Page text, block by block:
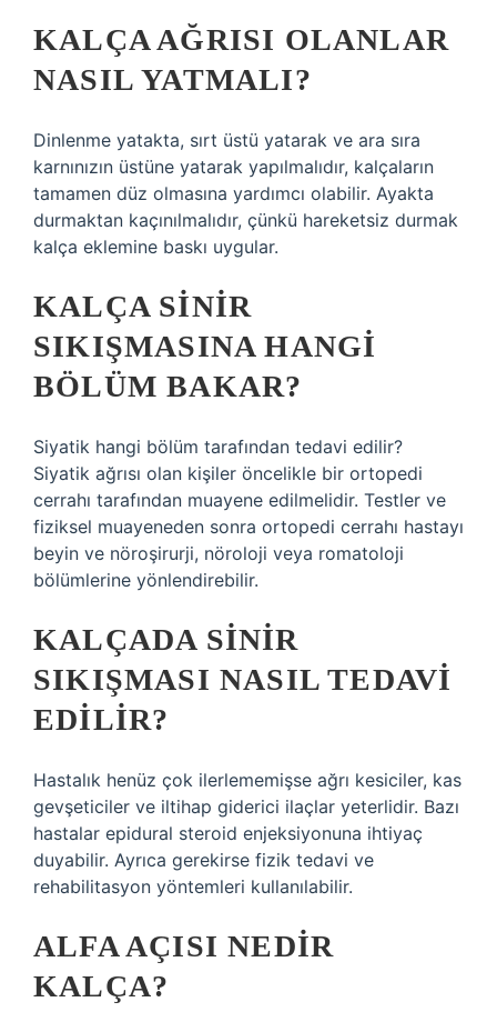
KALÇA AĞRISI OLANLAR
NASIL YATMALI?
Dinlenme yatakta, sırt üstü yatarak ve ara sıra
karnınızın üstüne yatarak yapılmalıdır, kalçaların
tamamen düz olmasına yardımcı olabilir. Ayakta
durmaktan kaçınılmalıdır, çünkü hareketsiz durmak
kalça eklemine baskı uygular.
KALÇA SINIR
SIKIŞMASINA HANGI
BÖLÜM BAKAR?
Siyatik hangi bölüm tarafından tedavi edilir?
Siyatik ağrısı olan kişiler öncelikle bir ortopedi
cerrahı tarafından muayene edilmelidir. Testler ve
fiziksel muayeneden sonra ortopedi cerrahı hastayı
beyin ve nöroşirurji, nöroloji veya romatoloji
bölümlerine yönlendirebilir.
KALÇADA SINIR
SIKIŞMASI NASIL TEDAVI
EDILIR?
Hastalık henüz çok ilerlememişse ağrı kesiciler, kas
gevşeticiler ve iltihap giderici ilaçlar yeterlidir. Bazı
hastalar epidural steroid enjeksiyonuna ihtiyaç
duyabilir. Ayrıca gerekirse fizik tedavi ve
rehabilitasyon yöntemleri kullanılabilir.
ALFA AÇISI NEDIR
KALÇA?